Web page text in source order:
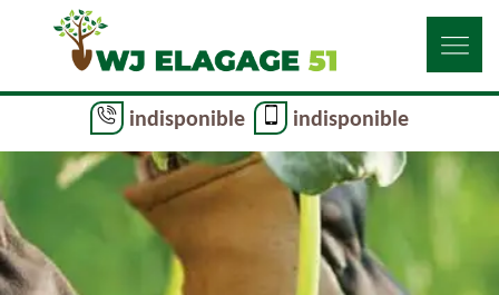
indisponible indisponible